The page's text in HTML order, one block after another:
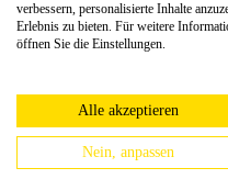
Copyright 2026
Königstetter Straße
europäschen Online-Streitbeilegungs-
verbessern, personalisierte Inhalte
Erlebnis zu bieten. Für weitere
öffnen Sie die Einstellungen.
Alle akzeptieren
Nein, anpassen